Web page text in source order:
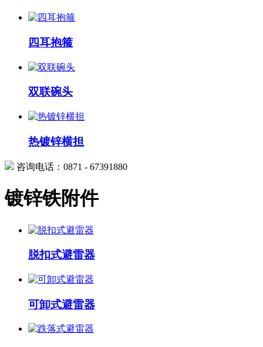
四耳抱箍
双联碗头
热镀锌横担
咨询电话：0871 - 67391880
镀锌铁附件
脱扣式避雷器
可卸式避雷器